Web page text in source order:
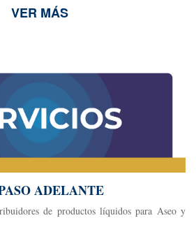
VER MÁS
ADELANTE
de productos líquidos para Aseo y